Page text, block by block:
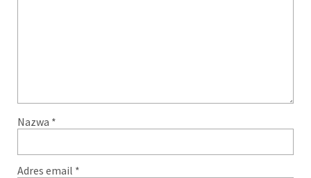
Nazwa *
Adres email *